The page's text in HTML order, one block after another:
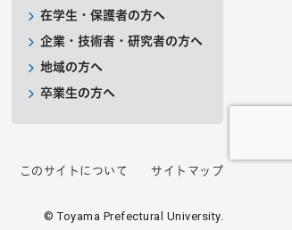
在学生・保護者の方へ
企業・技術者・研究者の方へ
地域の方へ
卒業生の方へ
このサイトについて サイトマップ
© Toyama Prefectural University.